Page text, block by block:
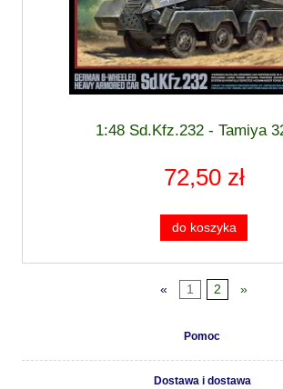
1:48 Sd.Kfz.232 - Tamiya
72,50 zł
do koszyka
« 1 2 »
Pomoc
Dostawa i dostawa